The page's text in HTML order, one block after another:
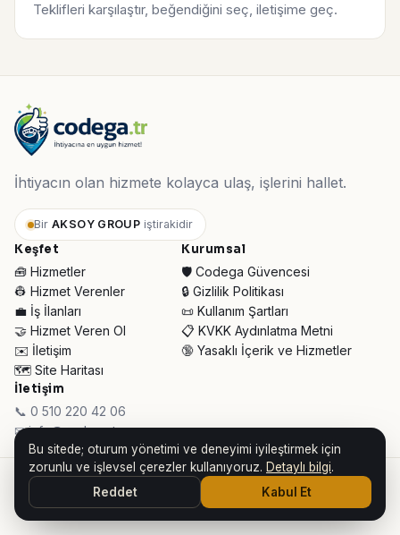
Teklifleri karşılaştır, beğendiğini seç, iletişime geç.
İhtiyacın olan hizmete kolayca ulaş, işlerini hallet.
Bir AKSOY GROUP iştirakidir
Keşfet
🧰 Hizmetler
👷 Hizmet Verenler
💼 İş İlanları
🤝 Hizmet Veren Ol
✉️ İletişim
🗺️ Site Haritası
Kurumsal
🛡️ Codega Güvencesi
🔒 Gizlilik Politikası
📜 Kullanım Şartları
📋 KVKK Aydınlatma Metni
🔞 Yasaklı İçerik ve Hizmetler
İletişim
📞 0 510 220 42 06
✉ info@codega.tr
© 2026 Codega Hizmet Pazaryeri ·
AKSOY GROUP iştirakidir
👥 Toplam Ziyaretçi: 34.016 · Bugün:368
Bu sitede; oturum yönetimi ve deneyimi iyileştirmek için
zorunlu ve işlevsel çerezler kullanıyoruz. Detaylı bilgi.
Reddet
Kabul Et